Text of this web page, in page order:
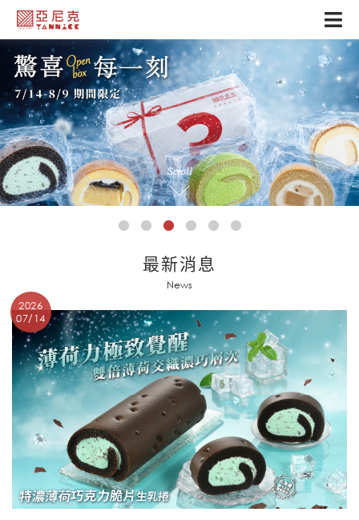
Scroll
最新消息
News
2026
07/14